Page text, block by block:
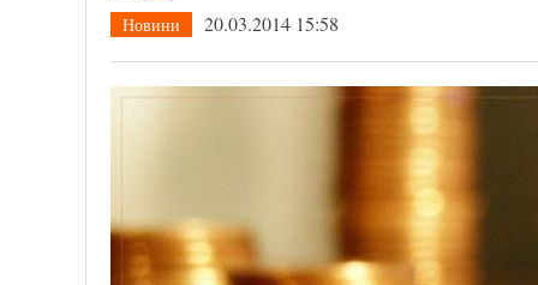
Новини 20.03.2014 15:58